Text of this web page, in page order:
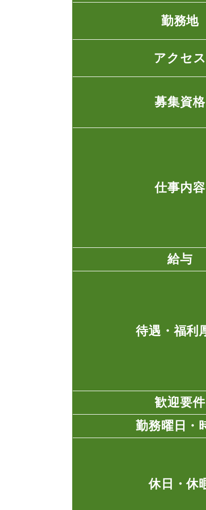
勤務地
アクセス
募集資格
仕事内容
給与
待遇・福利
歓迎要件
勤務曜日・
休日・休